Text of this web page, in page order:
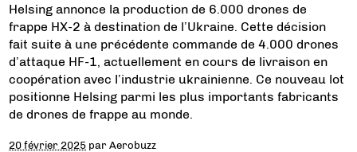
Helsing annonce la production de 6.000 drones de
frappe HX-2 à destination de l’Ukraine. Cette décision
fait suite à une précédente commande de 4.000 drones
d’attaque HF-1, actuellement en cours de livraison en
coopération avec l’industrie ukrainienne. Ce nouveau lot
positionne Helsing parmi les plus importants fabricants
de drones de frappe au monde.
20 février 2025 parAerobuzz